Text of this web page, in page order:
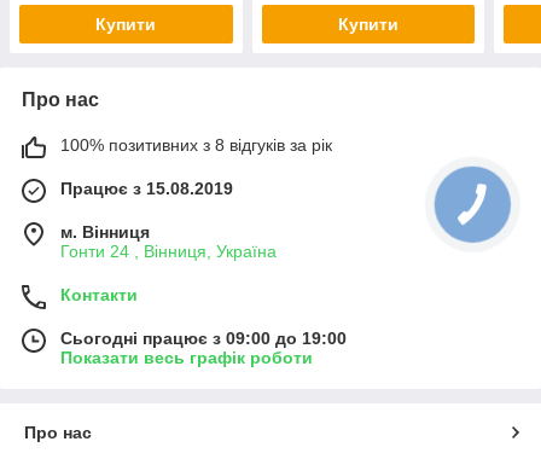
Купити Купити
Про нас
100% позитивних з 8 відгуків за рік
Працює з 15.08.2019
м. Вінниця
Гонти 24 , Вінниця, Україна
Контакти
Сьогодні працює з 09:00 до 19:00
Показати весь графік роботи
Про нас